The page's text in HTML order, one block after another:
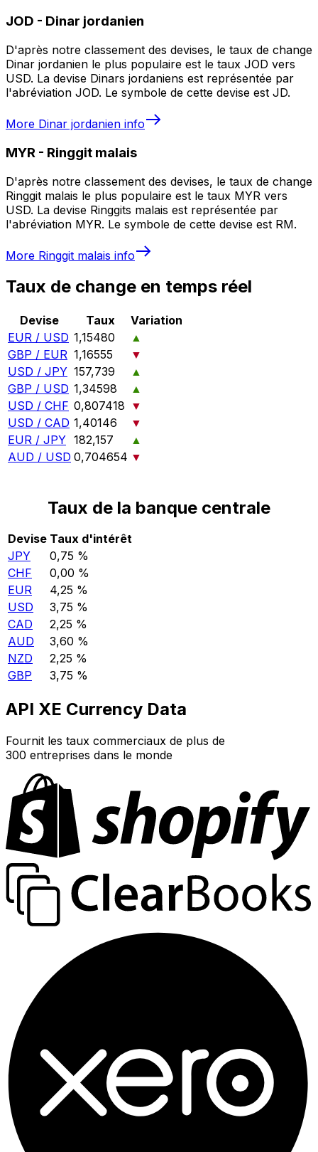
JOD - Dinar jordanien
D'après notre classement des devises, le taux de change
Dinar jordanien le plus populaire est le taux JOD vers
USD. La devise Dinars jordaniens est représentée par
l'abréviation JOD. Le symbole de cette devise est JD.
More Dinar jordanien info
MYR - Ringgit malais
D'après notre classement des devises, le taux de change
Ringgit malais le plus populaire est le taux MYR vers
USD. La devise Ringgits malais est représentée par
l'abréviation MYR. Le symbole de cette devise est RM.
More Ringgit malais info
Taux de change en temps réel
Devise Taux
Variation
EUR / USD 1,15480
▲
GBP / EUR 1,16555
▼
USD / JPY 157,739
▲
GBP / USD 1,34598
▲
USD / CHF 0,807418 ▼
USD / CAD 1,40146
▼
EUR / JPY 182,157
▲
AUD / USD 0,704654 ▼
Taux de la banque centrale
Devise Taux d'intérêt
JPY
0,75 %
CHF
0,00 %
EUR
4,25 %
USD
3,75 %
CAD
2,25 %
AUD
3,60 %
NZD
2,25 %
GBP
3,75 %
API XE Currency Data
Fournit les taux commerciaux de plus de
300 entreprises dans le monde